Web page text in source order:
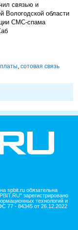
связью и
Вологодской области
СМС-спама
, сотовая связь
spbit.ru обязательна
зарегистрировано
технологий и
77 - 84345 от 26.12.2022